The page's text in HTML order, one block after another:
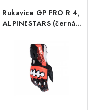
Rukavice GP PRO R 4,
ALPINESTARS (černá/
2026